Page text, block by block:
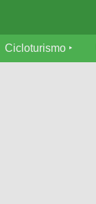
Cicloturismo